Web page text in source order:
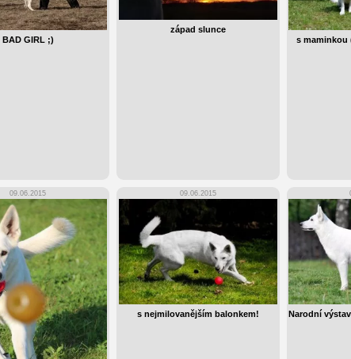
BAD GIRL ;)
západ slunce
s maminkou
09.06.2015 09.06.2015
s nejmilovanějším balonkem! Narodní